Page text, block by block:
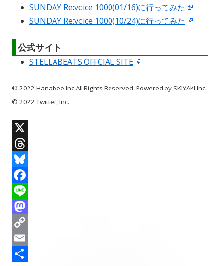
SUNDAY Re:voice 1000(01/16)に行ってみた
SUNDAY Re:voice 1000(10/24)に行ってみた
公式サイト
STELLABEATS OFFCIAL SITE
© 2022 Hanabee Inc All Rights Reserved. Powered by SKIYAKI Inc.
© 2022 Twitter, Inc.
X
T
h
r
e
a
d
s
B
u
e
s
k
F
a
c
e
b
L
n
e
M
a
s
C
o
E